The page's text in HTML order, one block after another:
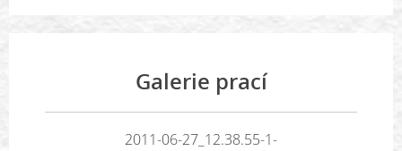
Galerie prací
2011-06-27_12.38.55-1-